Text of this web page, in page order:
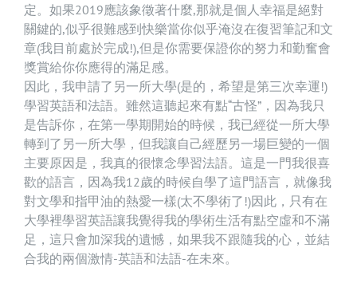
定。如果2019應該象徵著什麼,那就是個人幸福是絕對
關鍵的,似乎很難感到快樂當你似乎淹沒在復習筆記和文
章(我目前處於完成!),但是你需要保證你的努力和勤奮會
獎賞給你你應得的滿足感。
因此，我申請了另一所大學(是的，希望是第三次幸運!)
學習英語和法語。雖然這聽起來有點“古怪”，因為我只
是告訴你，在第一學期開始的時候，我已經從一所大學
轉到了另一所大學，但我讓自己經歷另一場巨變的一個
主要原因是，我真的很懷念學習法語。這是一門我很喜
歡的語言，因為我12歲的時候自學了這門語言，就像我
對文學和指甲油的熱愛一樣(太不學術了!)因此，只有在
大學裡學習英語讓我覺得我的學術生活有點空虛和不滿
足，這只會加深我的遺憾，如果我不跟隨我的心，並結
合我的兩個激情-英語和法語-在未來。